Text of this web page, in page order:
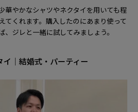
華やかなシャツやネクタイを用いても程
てくれます。購入したのにあまり使って
、ジレと一緒に試してみましょう。
｜結婚式・パーティー